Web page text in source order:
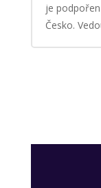
je
Česko.